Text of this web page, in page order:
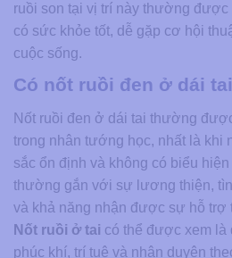
ruồi son tại vị trí này thường được
có sức khỏe tốt, dễ gặp cơ hội
cuộc sống.
Có nốt ruồi đen ở dái
Nốt ruồi đen ở dái tai thường
trong nhân tướng học, nhất là khi
sắc ổn định và không có biểu
thường gắn với sự lương thiện,
và khả năng nhận được sự hỗ
Nốt ruồi ở tai có thể được xem là
phúc khí, trí tuệ và nhân duyên